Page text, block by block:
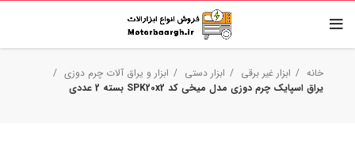
خانه ابزار غیر برقی ابزار دستی
ابزار و یراق آلات چرم دوزی
یراق اسپایک چرم دوزی مدل میخی کد SPK20x2 بسته 2 عددی